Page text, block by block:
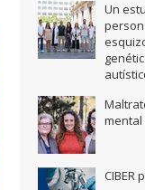
Un
mental
CIBER